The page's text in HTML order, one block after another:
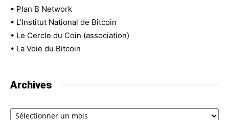
• Plan B Network
• L'Institut National de Bitcoin
• Le Cercle du Coin (association)
• La Voie du Bitcoin
Archives
Archives